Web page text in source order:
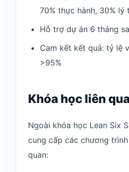
70% thực hành, 30% lý
Hỗ trợ dự án 6 tháng
Cam kết kết quả: tỷ lệ
>95%
Khóa học liên
Ngoài khóa học Lean Six
cung cấp các chương
quan: